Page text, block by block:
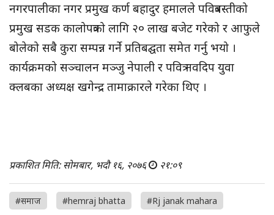
नगरपालीका नगर प्रमुख कर्ण बहादुर हमालले पवित्रबस्तीको
प्रमुख सडक कालोपत्रको लागि २० लाख बजेट गरेको र आफुले
बोलेको सबै कुरा सम्पन्न गर्ने प्रतिबद्घता समेत गर्नु भयो ।
कार्यक्रमको सञ्चालन मञ्जु नेपाली र पवित्र नवदिप युवा
क्लबका अध्यक्ष खगेन्द्र तामाक्रारले गरेका थिए ।
प्रकाशित मिति: सोमबार, भदौ १६, २०७६ २१:०९
#समाज #hemraj bhatta #Rj janak mahara